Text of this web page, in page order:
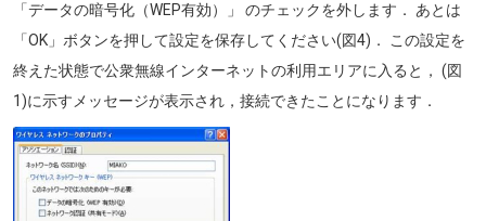
「データの暗号化（WEP有効）」 のチェックを外します． あとは
「OK」ボタンを押して設定を保存してください(図4)． この設定を
終えた状態で公衆無線インターネットの利用エリアに入ると， (図
1)に示すメッセージが表示され，接続できたことになります．
画像